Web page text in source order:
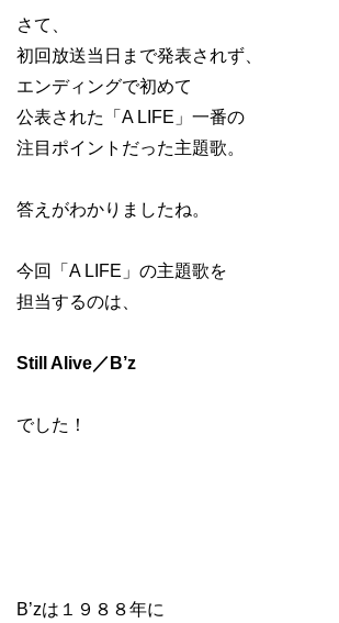
さて、
初回放送当日まで発表されず、
エンディングで初めて
公表された「A LIFE」一番の
注目ポイントだった主題歌。
答えがわかりましたね。
今回「A LIFE」の主題歌を
担当するのは、
Still Alive／B’z
でした！
B’zは１９８８年に